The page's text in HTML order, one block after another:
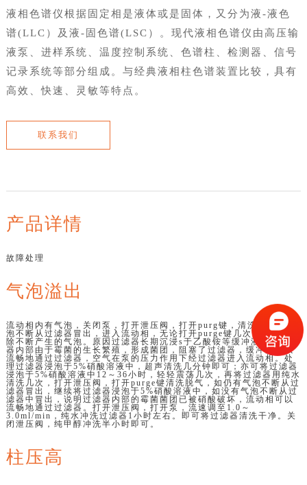
液相色谱仪根据固定相是液体或是固体，又分为液-液色
谱(LLC）及液-固色谱(LSC）。现代液相色谱仪由高压输
液泵、进样系统、温度控制系统、色谱柱、检测器、信号
记录系统等部分组成。与经典液相柱色谱装置比较，具有
高效、快速、灵敏等特点。
联系我们
产品详情
故障处理
气泡溢出
流动相内有气泡，关闭泵，打开泄压阀，打开purg键，清洗脱气，气
泡不断从过滤器冒出，进入流动相，无论打开purge键几次，都无法清
除不断产生的气泡。原因过滤器长期沉浸s于乙酸铵等缓冲液内,过滤
器内部由于霉菌的生长繁殖，形成菌团，阻塞了过滤器，缓冲液难以
流畅地通过过滤器，空气在泵的压力作用下经过滤器进入流动相。处
理过滤器浸泡于5%硝酸溶液中，超声清洗几分钟即可；亦可将过滤器
浸泡于5%硝酸溶液中12～36小时，轻轻震荡几次，再将过滤器用纯水
清洗几次，打开泄压阀，打开purge键清洗脱气，如仍有气泡不断从过
滤器冒出，继续将过滤器浸泡于5%硝酸溶液中，如没有气泡不断从过
滤器中冒出，说明过滤器内部的霉菌菌团已被硝酸破坏，流动相可以
流畅地通过过滤器。打开泄压阀，打开泵，流速调至1.0～
3.0ml/min，纯水冲洗过滤器1小时左右。即可将过滤器清洗干净。关
闭泄压阀，纯甲醇冲洗半小时即可。
柱压高